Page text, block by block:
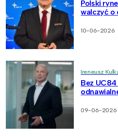
Polski
walczyć o
10-06-2026
Ireneusz
Bez
09-06-2026